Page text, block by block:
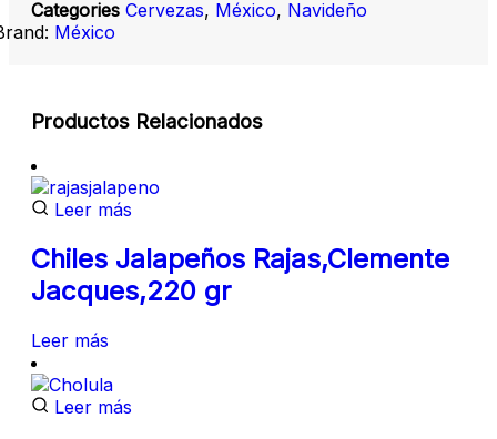
Categories Cervezas, México, Navideño
México
Productos Relacionados
Leer más
Chiles Jalapeños Rajas,Clemente
Jacques,220 gr
Leer más
Leer más